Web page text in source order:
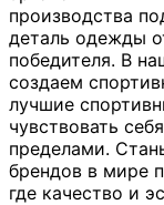
производства
деталь одежды
победителя. В
создаем
лучшие
чувствовать
пределами.
брендов в мире
где качество и